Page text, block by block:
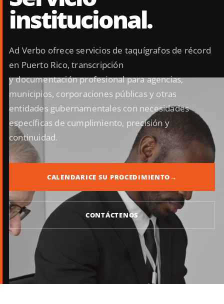
institucional.
Ad Verbo ofrece servicios de taquígrafos de récord
en Puerto Rico, transcripción
y documentación profesional para agencias,
municipios, corporaciones públicas y otras
entidades gubernamentales con necesidades
específicas de cumplimiento, precisión y
continuidad.
CALENDARICE SU PROCEDIMIENTO→
CONTÁCTENOS